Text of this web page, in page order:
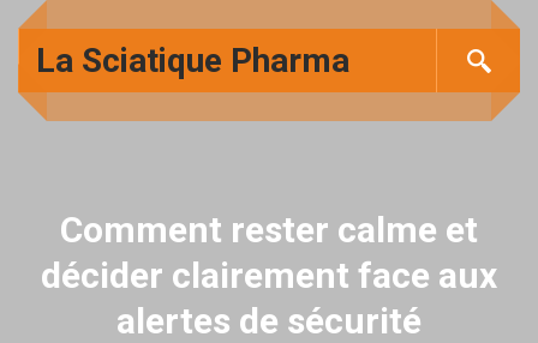
La Sciatique Pharma
Comment rester calme et
décider clairement face aux
alertes de sécurité